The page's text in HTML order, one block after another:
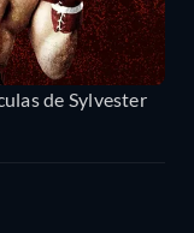
de Sylvester